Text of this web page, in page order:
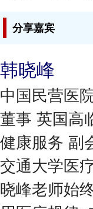
分享嘉宾
韩晓峰
中国民营医
董事 英国高
健康服务 副
交通大学医
晓峰老师始